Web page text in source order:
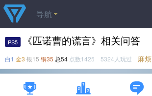
导航
PS5 《匹诺曹的谎言》相关问答
白1 金3 银15 铜35 总54 点数1425 5324人玩过 麻烦